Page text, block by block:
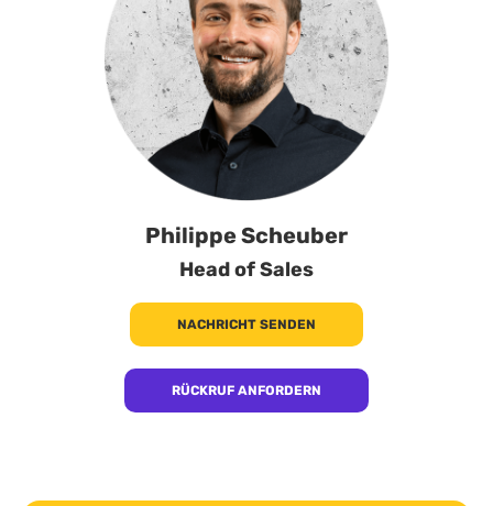
Philippe Scheuber
Head of Sales
NACHRICHT SENDEN
RÜCKRUF ANFORDERN